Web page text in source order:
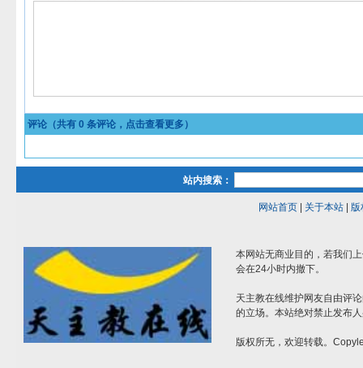
评论（共有 0 条评论，点击查看更多）
站内搜索：
网站首页| 关于本站| 版
本网站无商业目的，若我们
会在24小时内撤下。
天主教在线维护网友自由评
的立场。本站绝对禁止发布
版权所无，欢迎转载。